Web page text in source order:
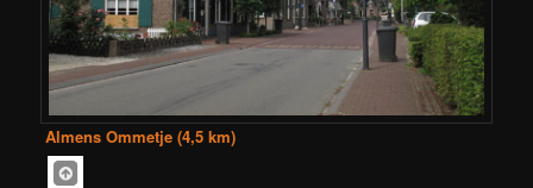
Almens Ommetje (4,5 km)